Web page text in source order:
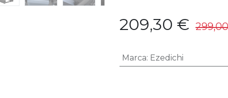
209,30 € 299,00
Marca: Ezedichi